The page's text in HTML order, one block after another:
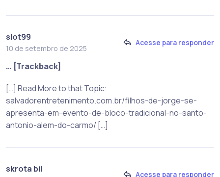
slot99
10 de setembro de 2025
Acesse para responder
… [Trackback]
[…] Read More to that Topic:
salvadorentretenimento.com.br/filhos-de-jorge-se-
apresenta-em-evento-de-bloco-tradicional-no-santo-
antonio-alem-do-carmo/ […]
skrota bil
Acesse para responder